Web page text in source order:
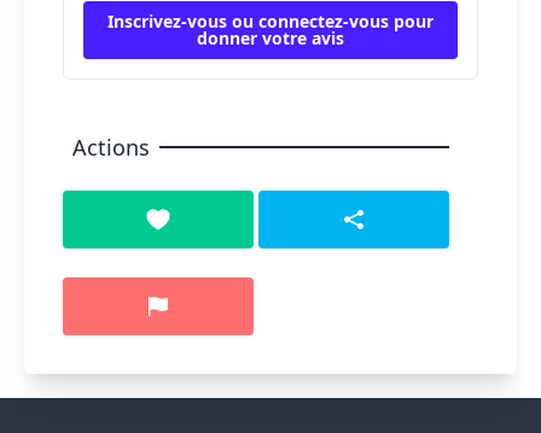
Inscrivez-vous ou connectez-vous pour
donner votre avis
Actions